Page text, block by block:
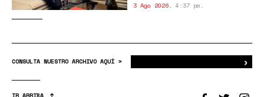
3 Ago 2026, 4:37 pm.
CONSULTA NUESTRO ARCHIVO AQUÍ > ›